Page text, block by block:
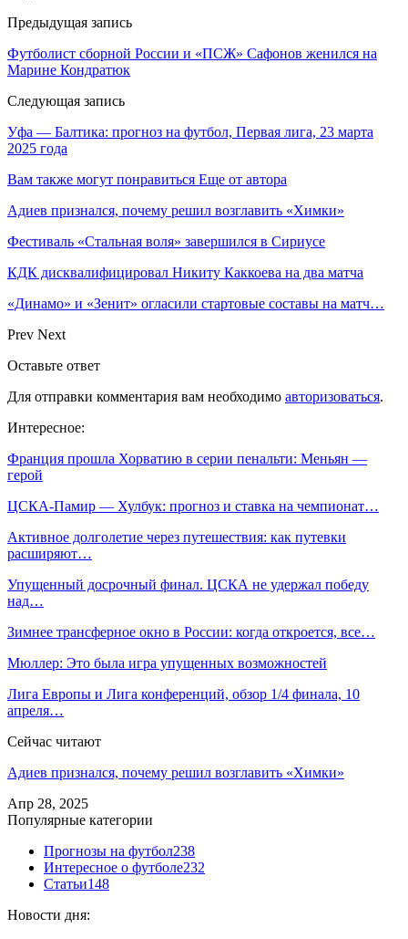
Предыдущая запись
Футболист сборной России и «ПСЖ» Сафонов женился на
Марине Кондратюк
Следующая запись
Уфа — Балтика: прогноз на футбол, Первая лига, 23 марта
2025 года
Вам также могут понравиться Еще от автора
Адиев признался, почему решил возглавить «Химки»
Фестиваль «Стальная воля» завершился в Сириусе
КДК дисквалифицировал Никиту Каккоева на два матча
«Динамо» и «Зенит» огласили стартовые составы на матч…
Prev Next
Оставьте ответ
Для отправки комментария вам необходимо авторизоваться.
Интересное:
Франция прошла Хорватию в серии пенальти: Меньян —
герой
ЦСКА-Памир — Хулбук: прогноз и ставка на чемпионат…
Активное долголетие через путешествия: как путевки
расширяют…
Упущенный досрочный финал. ЦСКА не удержал победу
над…
Зимнее трансферное окно в России: когда откроется, все…
Мюллер: Это была игра упущенных возможностей
Лига Европы и Лига конференций, обзор 1/4 финала, 10
апреля…
Сейчас читают
Адиев признался, почему решил возглавить «Химки»
Апр 28, 2025
Популярные категории
Прогнозы на футбол238
Интересное о футболе232
Статьи148
Новости дня: